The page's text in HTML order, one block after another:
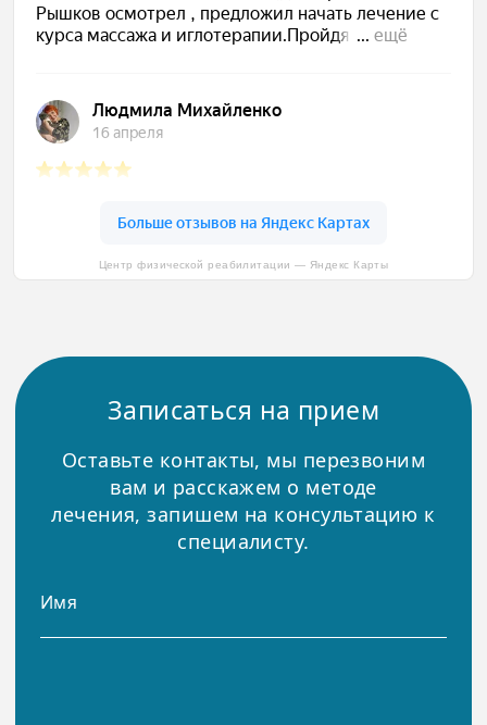
Центр физической реабилитации — Яндекс Карты
Записаться на прием
Оставьте контакты, мы перезвоним
вам и расскажем о методе
лечения, запишем на консультацию к
специалисту.